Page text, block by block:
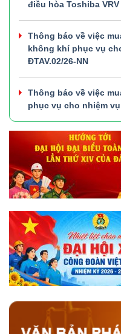
điều hòa Toshiba VRV
Thông báo về việc
không khí phục vụ
ĐTAV.02/26-NN
Thông báo về việc
phục vụ cho nhiệm vụ